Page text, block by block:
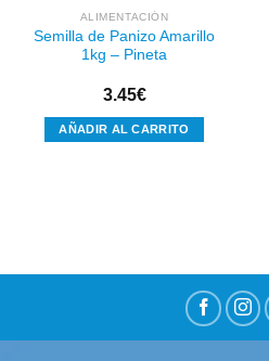
ALIMENTACIÓN
Semilla de Panizo Amarillo
1kg – Pineta
3.45€
AÑADIR AL CARRITO